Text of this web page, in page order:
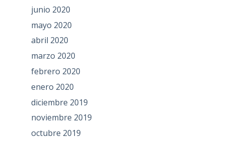
junio 2020
mayo 2020
abril 2020
marzo 2020
febrero 2020
enero 2020
diciembre 2019
noviembre 2019
octubre 2019